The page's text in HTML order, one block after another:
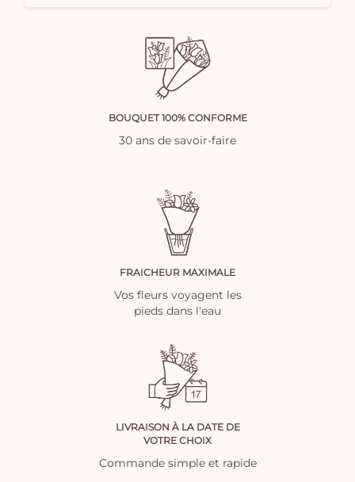
BOUQUET 100% CONFORME
30 ans de savoir-faire
FRAICHEUR MAXIMALE
Vos fleurs voyagent les
pieds dans l'eau
LIVRAISON À LA DATE DE
VOTRE CHOIX
Commande simple et rapide